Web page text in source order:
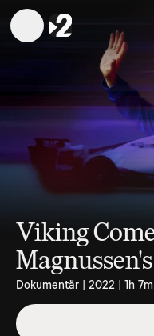
Viking
Dokumentär | 2022 | 1h